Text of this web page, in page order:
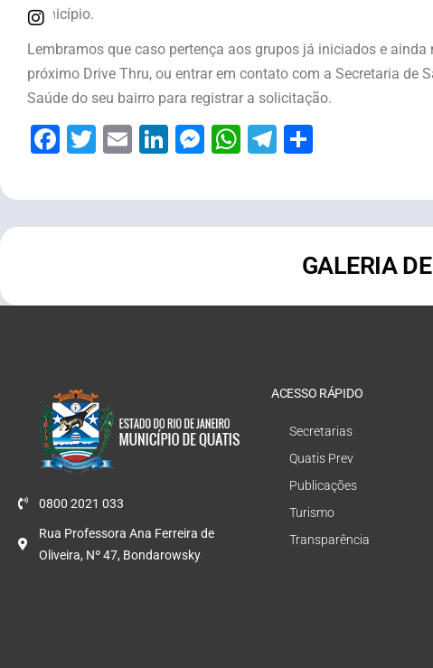
município.
Lembramos que caso pertença aos grupos já iniciados e
próximo Drive Thru, ou entrar em contato com a Secretaria de
Saúde do seu bairro para registrar a solicitação.
Facebook
Twitter
EmailLinkedIn
Messenger
WhatsApp
Telegram
GALERIA
0800 2021 033
Rua Professora Ana Ferreira de
Oliveira, Nº 47, Bondarowsky
ACESSO RÁPIDO
Secretarias
Quatis Prev
Publicações
Turismo
Transparência